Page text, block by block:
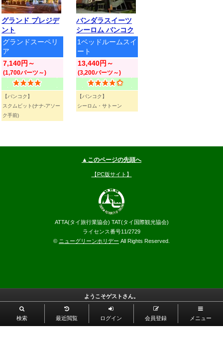
グランド プレジデ
ント
グランドスーペリ
ア
7,140円～
(1,700バーツ～)
【バンコク】
スクムビット(ナナ-アソー
ク手前)
バンダラスイーツ
シーロム バンコク
1ベッドルームスイ
ート
13,440円～
(3,200バーツ～)
【バンコク】
シーロム・サトーン
▲このページの先頭へ
【PC版サイト】
ATTA(タイ旅行業協会) TAT(タイ国際観光協会)
ライセンス番号11/2729
© ニューグリーンホリデー All Rights Reserved.
ようこそゲストさん。
検索 最近閲覧 ログイン 会員登録 メニュー